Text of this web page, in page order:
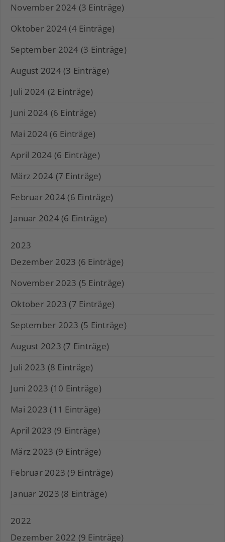
November 2024 (3 Einträge)
Oktober 2024 (4 Einträge)
September 2024 (3 Einträge)
August 2024 (3 Einträge)
Juli 2024 (2 Einträge)
Juni 2024 (6 Einträge)
Mai 2024 (6 Einträge)
April 2024 (6 Einträge)
März 2024 (7 Einträge)
Februar 2024 (6 Einträge)
Januar 2024 (6 Einträge)
2023
Dezember 2023 (6 Einträge)
November 2023 (5 Einträge)
Oktober 2023 (7 Einträge)
September 2023 (5 Einträge)
August 2023 (7 Einträge)
Juli 2023 (8 Einträge)
Juni 2023 (10 Einträge)
Mai 2023 (11 Einträge)
April 2023 (9 Einträge)
März 2023 (9 Einträge)
Februar 2023 (9 Einträge)
Januar 2023 (8 Einträge)
2022
Dezember 2022 (9 Einträge)